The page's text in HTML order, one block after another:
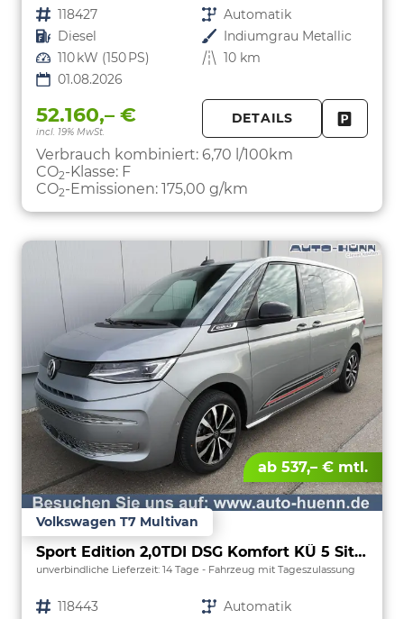
Fahrzeugnr. 118427 Getriebe Automatik
Kraftstoff Diesel Außenfarbe Indiumgrau Metallic
Leistung 110 kW (150 PS) Kilometerstand 10 km
01.08.2026
52.160,– €
incl. 19% MwSt.
DETAILS
Verbrauch kombiniert: 6,70 l/100km
CO2-Klasse: F
CO2-Emissionen: 175,00 g/km
ab 537,– € mtl.
Volkswagen T7 Multivan
Sport Edition 2,0TDI DSG Komfort KÜ 5 Sitzer
unverbindliche Lieferzeit: 14 Tage Fahrzeug mit Tageszulassung
Fahrzeugnr. 118443 Getriebe Automatik